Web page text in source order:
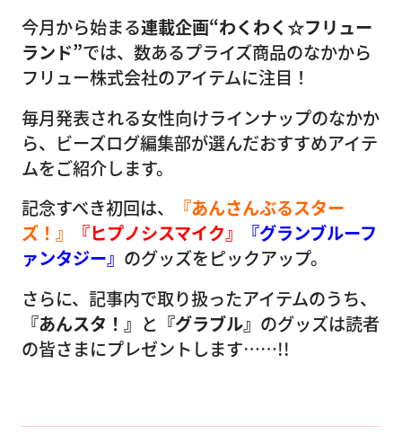
今月から始まる連載企画“わくわく☆フリュー
ランド”では、数あるプライズ商品のなかから
フリュー株式会社のアイテムに注目！
毎月発表される女性向けラインナップのなかか
ら、ビーズログ編集部が選んだおすすめアイテ
ムをご紹介します。
記念すべき初回は、
『あんさんぶるスター
ズ！』
『ヒプノシスマイク』
『グランブルーフ
ァンタジー』 のグッズをピックアップ。
さらに、記事内で取り扱ったアイテムのうち、
『あんスタ！』 と 『グラブル』 のグッズは読者
の皆さまにプレゼントします……!!